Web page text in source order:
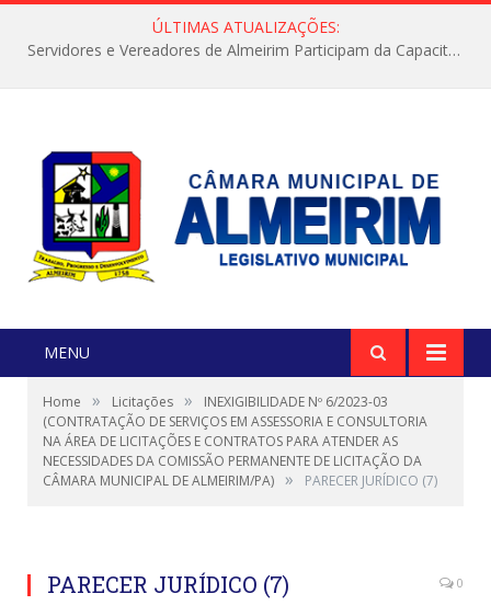
ÚLTIMAS ATUALIZAÇÕES:
Servidores e Vereadores de Almeirim Participam da Capacitação “Orientar é a Nossa Missão”
MENU
Home » Licitações »
INEXIGIBILIDADE Nº 6/2023-03
(CONTRATAÇÃO DE SERVIÇOS EM ASSESSORIA E CONSULTORIA
NA ÁREA DE LICITAÇÕES E CONTRATOS PARA ATENDER AS
NECESSIDADES DA COMISSÃO PERMANENTE DE LICITAÇÃO DA
CÂMARA MUNICIPAL DE ALMEIRIM/PA) » PARECER JURÍDICO (7)
PARECER JURÍDICO (7) 0